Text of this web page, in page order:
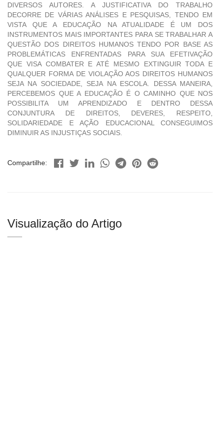
DIVERSOS AUTORES. A JUSTIFICATIVA DO TRABALHO
DECORRE DE VÁRIAS ANÁLISES E PESQUISAS, TENDO EM
VISTA QUE A EDUCAÇÃO NA ATUALIDADE É UM DOS
INSTRUMENTOS MAIS IMPORTANTES PARA SE TRABALHAR A
QUESTÃO DOS DIREITOS HUMANOS TENDO POR BASE AS
PROBLEMÁTICAS ENFRENTADAS PARA SUA EFETIVAÇÃO
QUE VISA COMBATER E ATÉ MESMO EXTINGUIR TODA E
QUALQUER FORMA DE VIOLAÇÃO AOS DIREITOS HUMANOS
SEJA NA SOCIEDADE, SEJA NA ESCOLA. DESSA MANEIRA,
PERCEBEMOS QUE A EDUCAÇÃO É O CAMINHO QUE NOS
POSSIBILITA UM APRENDIZADO E DENTRO DESSA
CONJUNTURA DE DIREITOS, DEVERES, RESPEITO,
SOLIDARIEDADE E AÇÃO EDUCACIONAL CONSEGUIMOS
DIMINUIR AS INJUSTIÇAS SOCIAIS.
Compartilhe:
Visualização do Artigo